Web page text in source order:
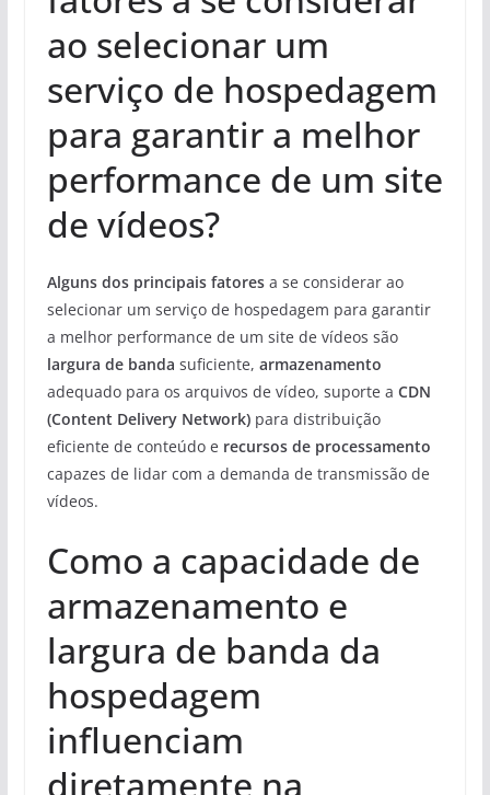
ao selecionar um
serviço de hospedagem
para garantir a melhor
performance de um site
de vídeos?
Alguns dos principais fatoresa se considerar ao
selecionar um serviço de hospedagem para garantir
a melhor performance de um site de vídeos são
largura de banda suficiente, armazenamento
adequado para os arquivos de vídeo, suporte a CDN
(Content Delivery Network)para distribuição
eficiente de conteúdo e recursos de processamento
capazes de lidar com a demanda de transmissão de
vídeos.
Como a capacidade de
armazenamento e
largura de banda da
hospedagem
influenciam
diretamente na